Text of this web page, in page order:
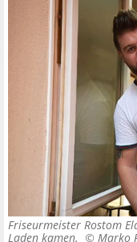
Friseurmeister Rostom
Laden kamen. © Marko